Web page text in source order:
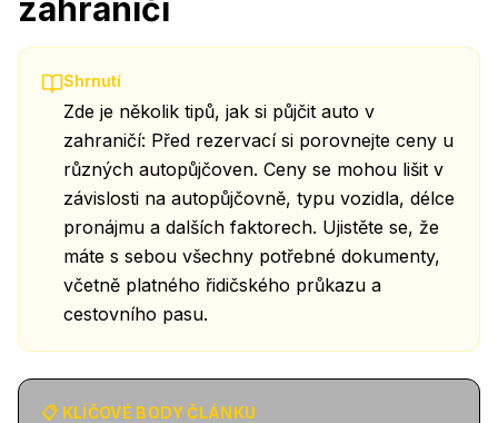
zahraničí
Shrnutí
Zde je několik tipů, jak si půjčit auto v
zahraničí: Před rezervací si porovnejte ceny u
různých autopůjčoven. Ceny se mohou lišit v
závislosti na autopůjčovně, typu vozidla, délce
pronájmu a dalších faktorech. Ujistěte se, že
máte s sebou všechny potřebné dokumenty,
včetně platného řidičského průkazu a
cestovního pasu.
📋 KLÍČOVÉ BODY ČLÁNKU